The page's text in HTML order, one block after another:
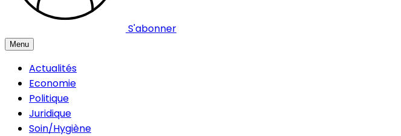
S'abonner
Menu
Actualités
Economie
Politique
Juridique
Soin/Hygiène